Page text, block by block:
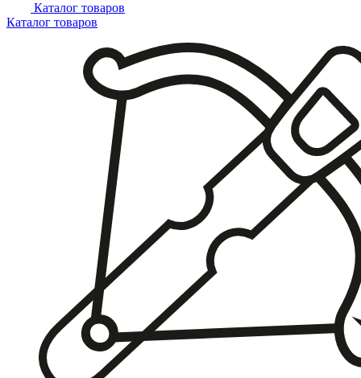
Каталог товаров
Каталог товаров